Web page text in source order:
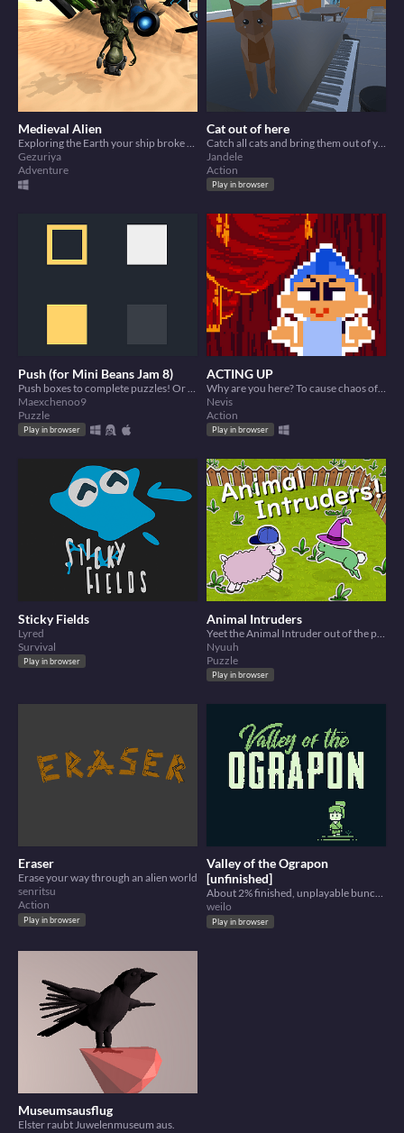
Medieval Alien
Exploring the Earth your ship broke and fragments scattered around.
Gezuriya
Adventure
Cat out of here
Catch all cats and bring them out of your home
Jandele
Action
Play in browser
Push (for Mini Beans Jam 8)
Maexchenoo9
Puzzle
Play in browser
ACTING UP
Nevis
Action
Play in browser
Sticky Fields
Lyred
Survival
Play in browser
Animal Intruders
Nyuuh
Puzzle
Play in browser
Eraser
Erase your way through an alien world
senritsu
Action
Play in browser
Valley of the Ograpon
[unfinished]
About 2% finished, unplayable bunch of Pixels. 😅 First time Dev. GB Studio: 1. Me: 0. 😋
weilo
Play in browser
Museumsausflug
Elster raubt Juwelenmuseum aus.